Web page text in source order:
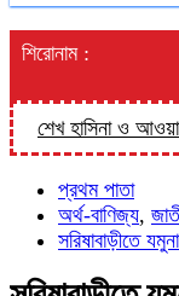
শিরোনাম :
শেখ হাসিনা ও আওয়ামী
প্রথম পাতা
অর্থ-বাণিজ্য,
সরিষাবাড়ীতে